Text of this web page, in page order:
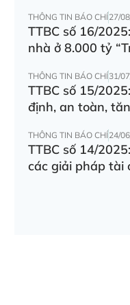
THÔNG TIN BÁO CHÍ27/
TTBC số 16/
nhà ở 8.000 tỷ “Tri ân
THÔNG TIN BÁO CHÍ31/
TTBC số 15/
định, an toàn,
THÔNG TIN BÁO CHÍ24/
TTBC số 14/
các giải pháp tài